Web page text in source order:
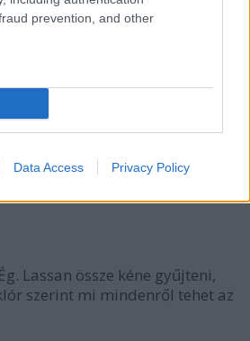
prevention, and other
Data Access Privacy Policy
a kampányokban, h a set top
(ha olyan) + áramot fogyaszt
képest!
Lassan össze kéne gyűjteni,
szerint mi mindenről tehet az